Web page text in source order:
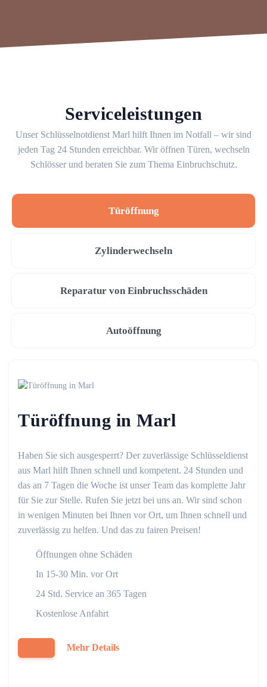
Serviceleistungen
Unser Schlüsselnotdienst Marl hilft Ihnen im Notfall – wir sind
jeden Tag 24 Stunden erreichbar. Wir öffnen Türen, wechseln
Schlösser und beraten Sie zum Thema Einbruchschutz.
Türöffnung
Zylinderwechseln
Reparatur von Einbruchsschäden
Autoöffnung
Türöffnung in Marl
Haben Sie sich ausgesperrt? Der zuverlässige Schlüsseldienst
aus Marl hilft Ihnen schnell und kompetent. 24 Stunden und
das an 7 Tagen die Woche ist unser Team das komplette Jahr
für Sie zur Stelle. Rufen Sie jetzt bei uns an. Wir sind schon
in wenigen Minuten bei Ihnen vor Ort, um Ihnen schnell und
zuverlässig zu helfen. Und das zu fairen Preisen!
Öffnungen ohne Schäden
In 15-30 Min. vor Ort
24 Std. Service an 365 Tagen
Kostenlose Anfahrt
Mehr Details